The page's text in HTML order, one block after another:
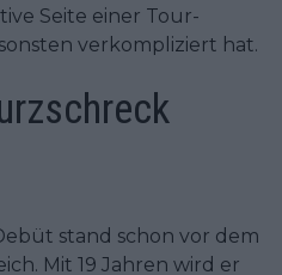
Seite einer Tour-
verkompliziert hat.
stand schon vor dem
Mit 19 Jahren wird er